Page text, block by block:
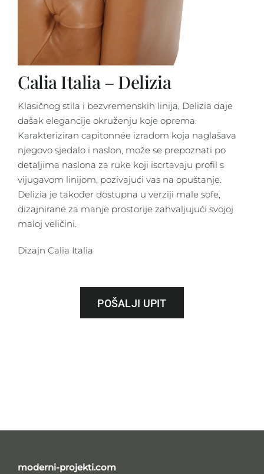
Calia Italia – Delizia
Klasičnog stila i bezvremenskih linija, Delizia daje
dašak elegancije okruženju koje oprema.
Karakteriziran capitonnée izradom koja naglašava
njegovo sjedalo i naslon, može se prepoznati po
detaljima naslona za ruke koji iscrtavaju profil s
vijugavom linijom, pozivajući vas na opuštanje.
Delizia je također dostupna u verziji male sofe,
dizajnirane za manje prostorije zahvaljujući svojoj
maloj veličini.
Dizajn Calia Italia
POŠALJI UPIT
moderni-projekti.com